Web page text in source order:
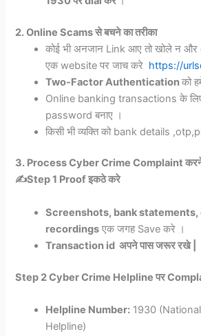
2. Online Scams से बचने का तरीका
कोई भी अनजान Link आए तो खोले न
एक website पर जाच करे https://
Two-Factor Authenticationको
Online banking transactions के
password बनाए ।
किसी भी व्यक्ति को bank details
3. Process Cyber Crime Complaint
✍️Step 1 Proof इकठे करे
Screenshots, bank statements,
recordings एक जगह Save करे ।
Transaction id अपने पास जरूर रखे |
Step 2 Cyber Crime Helpline पर
Helpline Number: 1930
Helpline)